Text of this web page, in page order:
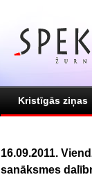
Kristīgās ziņas
16.09.2011.
sanāksmes